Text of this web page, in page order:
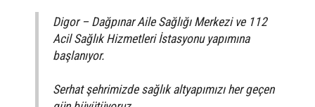
Digor – Dağpınar Aile Sağlığı Merkezi ve 112
Acil Sağlık Hizmetleri İstasyonu yapımına
başlanıyor.
Serhat şehrimizde sağlık altyapımızı her geçen